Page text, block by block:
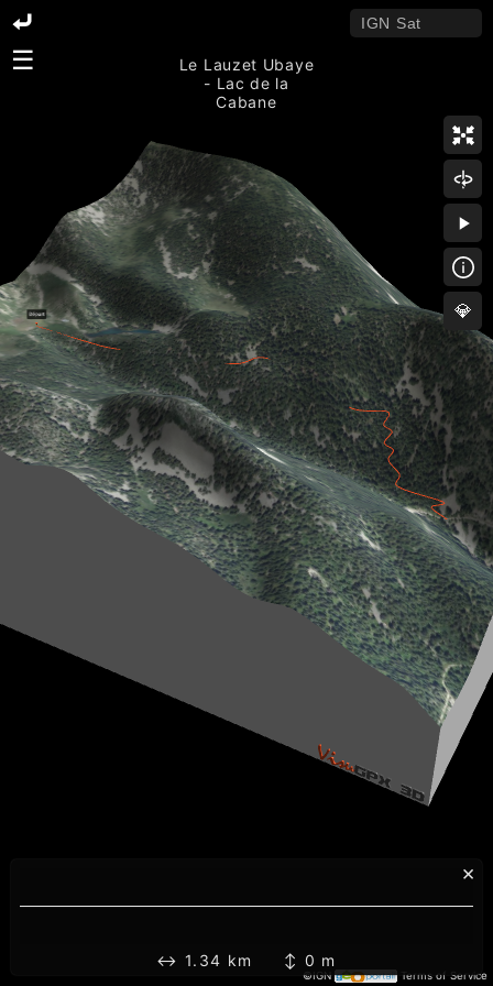
©IGN Terms of Service
☰
💎
×
↔ 1.34 km ↕ 0 m
Le Lauzet Ubaye
- Lac de la
Cabane